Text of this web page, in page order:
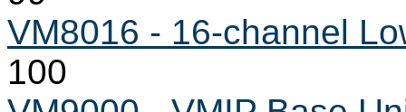
VM8016 - 16-channel
100